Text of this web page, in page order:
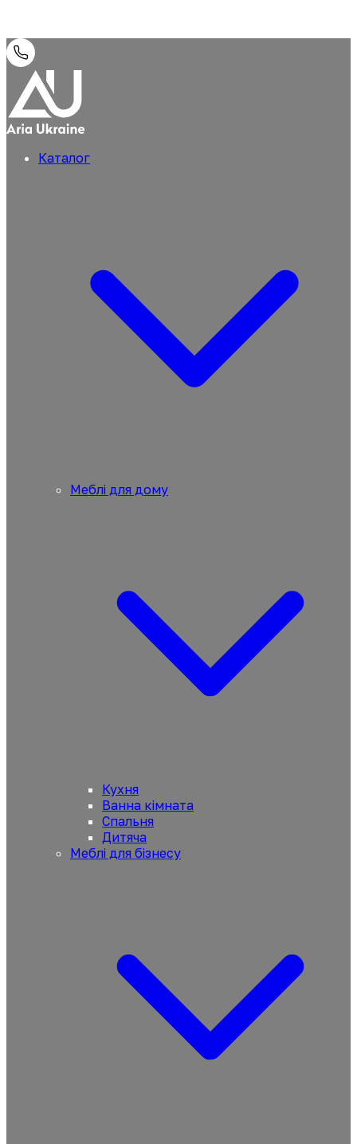
Каталог
Меблі для дому
Кухня
Ванна кімната
Спальня
Дитяча
Меблі для бізнесу